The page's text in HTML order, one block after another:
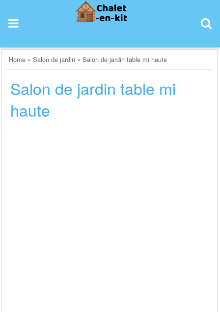
content
Home »Salon de jardin »Salon de jardin table mi haute
Salon de jardin table mi
haute